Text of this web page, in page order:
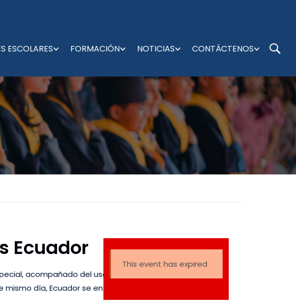
ESCOLARES FORMACIÓN NOTICIAS CONTÁCTENOS
Ecuador
acompañado del uso de la camiseta
día, Ecuador se enfrentará a Perú a
This event has expired